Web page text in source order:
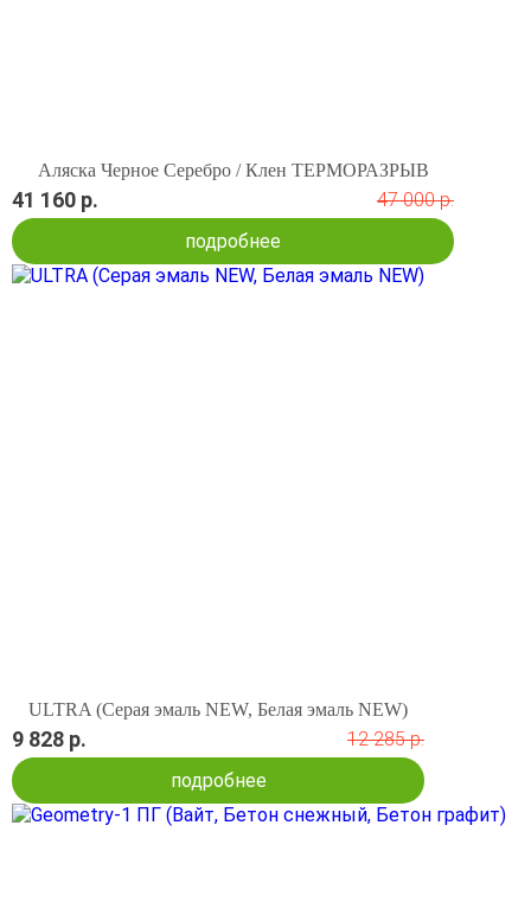
Аляска Черное Серебро / Клен ТЕРМОРАЗРЫВ
41 160 р.
47 000 р.
подробнее
ULTRA (Серая эмаль NEW, Белая эмаль NEW)
9 828 р.
12 285 р.
подробнее